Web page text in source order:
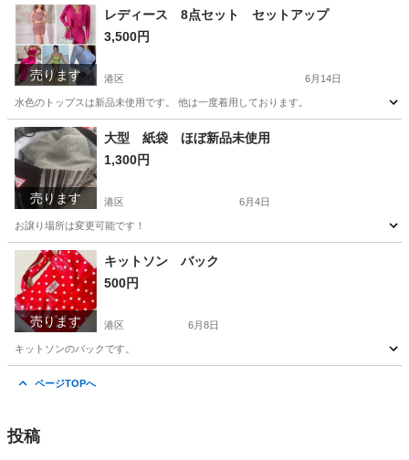
東京 港区 スカート セットアップ
売ります
レディース 8点セット セットアップ
3,500円
港区 6月14日
水色のトップスは新品未使用です。 他は一度着用しております。
東京 港区 ワンピース セットアップ
売ります
大型 紙袋 ほぼ新品未使用
1,300円
港区 6月4日
お譲り場所は変更可能です！
東京 港区 トレーナー 紙袋
売ります
キットソン バック
500円
港区 6月8日
キットソンのバックです。
ページTOPへ
投稿